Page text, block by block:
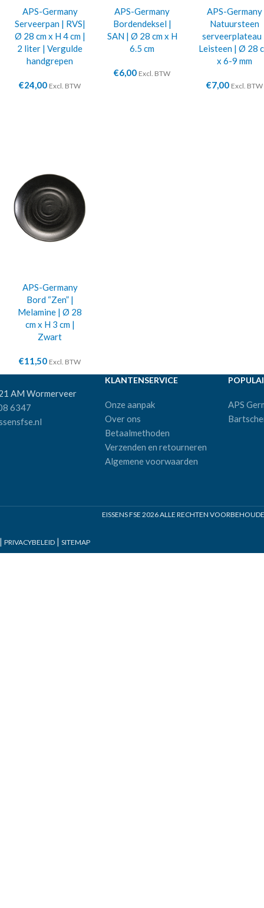
APS-Germany
Serveerpan | RVS|
Ø 28 cm x H 4 cm |
2 liter | Vergulde
handgrepen
€24,00 Excl. BTW
APS-Germany
Bordendeksel |
SAN | Ø 28 cm x H
6.5 cm
€6,00 Excl. BTW
APS-Germany
Natuursteen
serveerplateau
Leisteen | Ø 28
x 6-9 mm
€7,00 Excl. BTW
APS-Germany
Bord “Zen” |
Melamine | Ø 28
cm x H 3 cm |
Zwart
€11,50 Excl. BTW
AM Wormerveer
6347
KLANTENSERVICE
Onze aanpak
Over ons
Betaalmethoden
Verzenden en retourneren
Algemene voorwaarden
APS
EISSENS FSE 2026 ALLE RECHTEN
PRIVACYBELEID | SITEMAP